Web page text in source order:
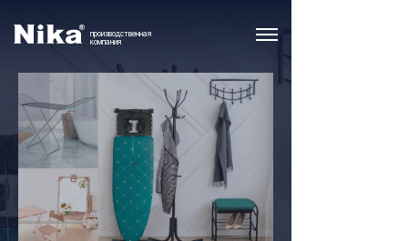
производственная
компания